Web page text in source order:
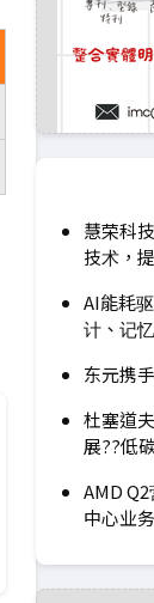
慧荣科
技术，
AI能耗
计、记
东元携
杜塞道
展??低
AMD
中心业